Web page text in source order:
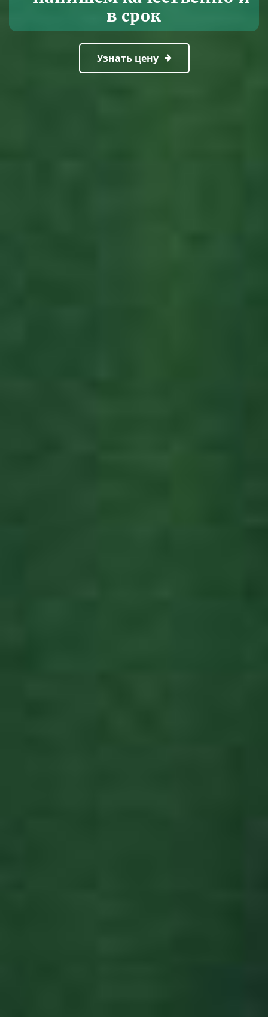
в срок
Узнать цену